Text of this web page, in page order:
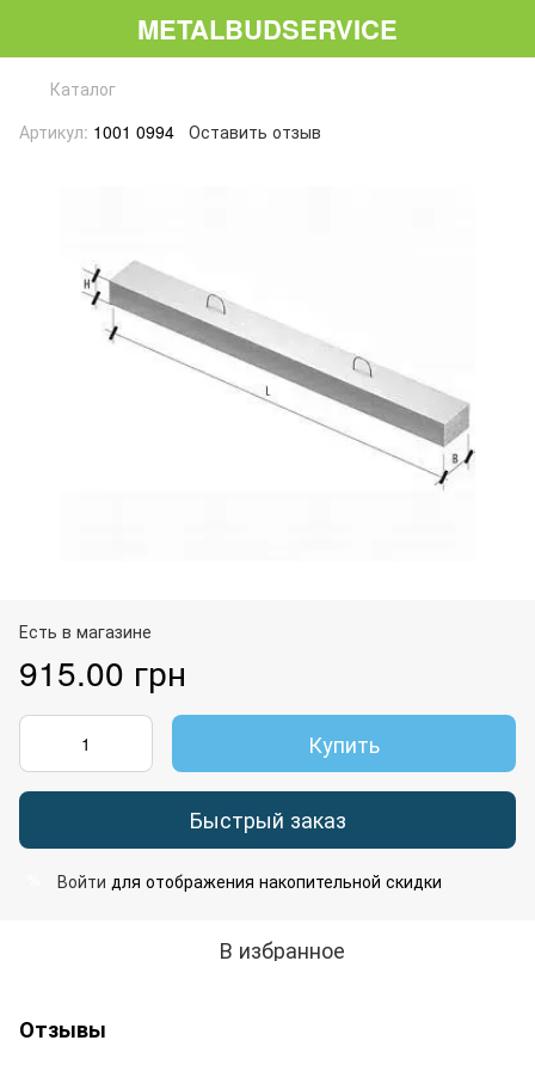
METALBUDSERVICE
Каталог
Артикул: 1001 0994 Оставить отзыв
Есть в магазине
915.00 грн
Купить
Быстрый заказ
Войти для отображения накопительной скидки
В избранное
Отзывы